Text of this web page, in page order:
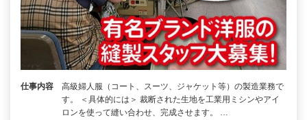
仕事内容
高級婦人服（コート、スーツ、ジャケット等）の製造業務で
す。 ＜具体的には＞ 裁断された生地を工業用ミシンやアイ
ロンを使って縫い合わせ、完成させます。 …